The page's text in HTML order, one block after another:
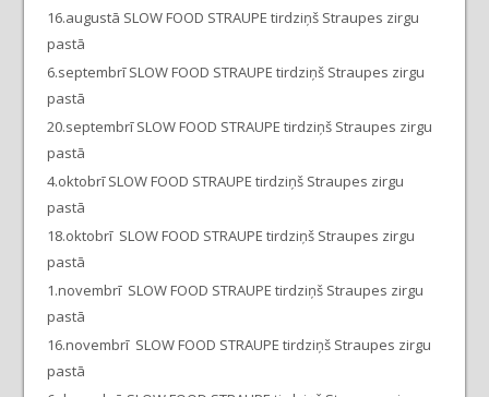
16.augustā SLOW FOOD STRAUPE tirdziņš Straupes zirgu
pastā
6.septembrī SLOW FOOD STRAUPE tirdziņš Straupes zirgu
pastā
20.septembrī SLOW FOOD STRAUPE tirdziņš Straupes zirgu
pastā
4.oktobrī SLOW FOOD STRAUPE tirdziņš Straupes zirgu
pastā
18.oktobrī SLOW FOOD STRAUPE tirdziņš Straupes zirgu
pastā
1.novembrī SLOW FOOD STRAUPE tirdziņš Straupes zirgu
pastā
16.novembrī SLOW FOOD STRAUPE tirdziņš Straupes zirgu
pastā